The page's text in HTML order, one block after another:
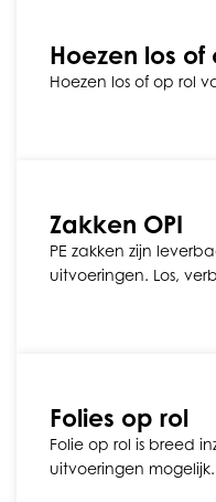
Hoezen los of
Hoezen los of op rol
Zakken OPI
PE zakken zijn
uitvoeringen. Los,
Folies op rol
Folie op rol is breed
uitvoeringen mogelijk.